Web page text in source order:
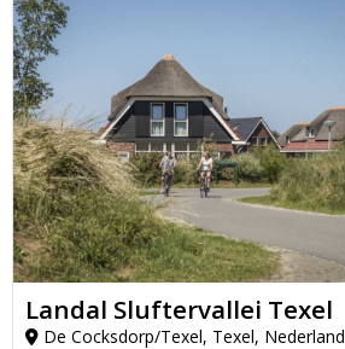
Landal Sluftervallei Texel
De Cocksdorp/Texel, Texel, Nederland